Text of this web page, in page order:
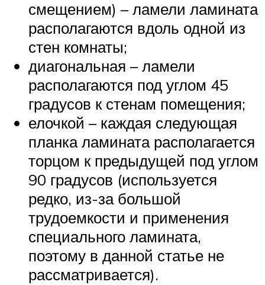
смещением) – ламели ламината
располагаются вдоль одной из
стен комнаты;
диагональная – ламели
располагаются под углом 45
градусов к стенам помещения;
елочкой – каждая следующая
планка ламината располагается
торцом к предыдущей под углом
90 градусов (используется
редко, из-за большой
трудоемкости и применения
специального ламината,
поэтому в данной статье не
рассматривается).